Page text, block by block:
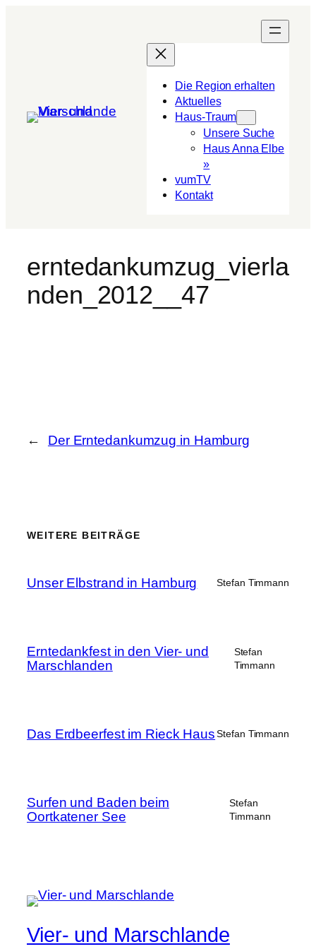
Die Region erhalten
Aktuelles
Haus-Traum
Unsere Suche
Haus Anna Elbe
»
vumTV
Kon­takt
erntedankumzug_vierla
nden_2012__47
← Der Erntedankumzug in Hamburg
WEITERE BEITRÄGE
Unser Elbstrand in Hamburg Stefan Timmann
Erntedankfest in den Vier- und
Marschlanden
Stefan
Timmann
Das Erdbeerfest im Rieck Haus Stefan Timmann
Surfen und Baden beim
Oortkatener See
Stefan
Timmann
Vier- und Marschlande